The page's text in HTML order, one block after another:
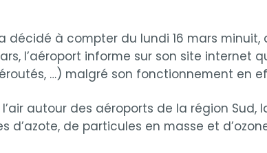
décidé à compter du lundi 16 mars
l’aéroport informe sur son site internet
…) malgré son fonctionnement en
autour des aéroports de la région Sud,
de particules en masse et